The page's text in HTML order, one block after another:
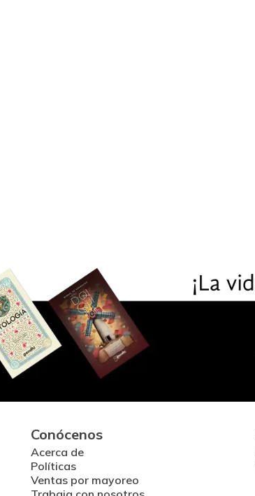
Conócenos
Acerca de
Políticas
Ventas por mayoreo